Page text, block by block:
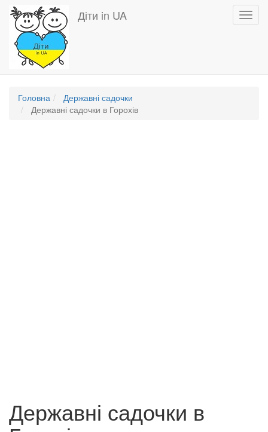
Перейти
основного
вмісту
Діти in UA
Головна
Державні садочки
Державні садочки в Горохів
Державні садочки в